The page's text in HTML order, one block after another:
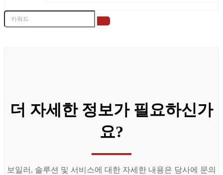
더 자세한 정보가 필요하신가
요?
보일러, 솔루션 및 서비스에 대한 자세한 내용은 당사에 문의